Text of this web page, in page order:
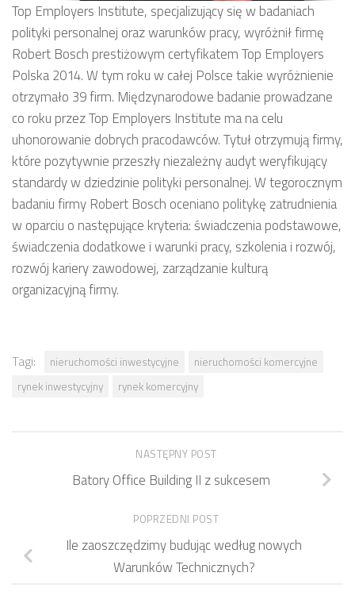
Top Employers Institute, specjalizujący się w badaniach
polityki personalnej oraz warunków pracy, wyróżnił firmę
Robert Bosch prestiżowym certyfikatem Top Employers
Polska 2014. W tym roku w całej Polsce takie wyróżnienie
otrzymało 39 firm. Międzynarodowe badanie prowadzane
co roku przez Top Employers Institute ma na celu
uhonorowanie dobrych pracodawców. Tytuł otrzymują firmy,
które pozytywnie przeszły niezależny audyt weryfikujący
standardy w dziedzinie polityki personalnej. W tegorocznym
badaniu firmy Robert Bosch oceniano politykę zatrudnienia
w oparciu o następujące kryteria: świadczenia podstawowe,
świadczenia dodatkowe i warunki pracy, szkolenia i rozwój,
rozwój kariery zawodowej, zarządzanie kulturą
organizacyjną firmy.
Tagi: nieruchomości inwestycyjne
nieruchomości komercyjne
rynek inwestycyjny
rynek komercyjny
NASTĘPNY POST
Batory Office Building II z sukcesem
POPRZEDNI POST
Ile zaoszczędzimy budując według nowych
Warunków Technicznych?